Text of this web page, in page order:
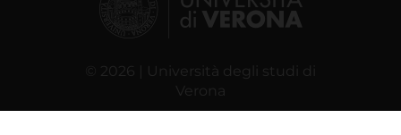
© 2026 | Università degli studi di
Verona